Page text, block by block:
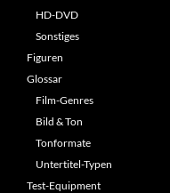
HD-DVD
Sonstiges
Figuren
Glossar
Film-Genres
Bild & Ton
Tonformate
Untertitel-Typen
Test-Equipment